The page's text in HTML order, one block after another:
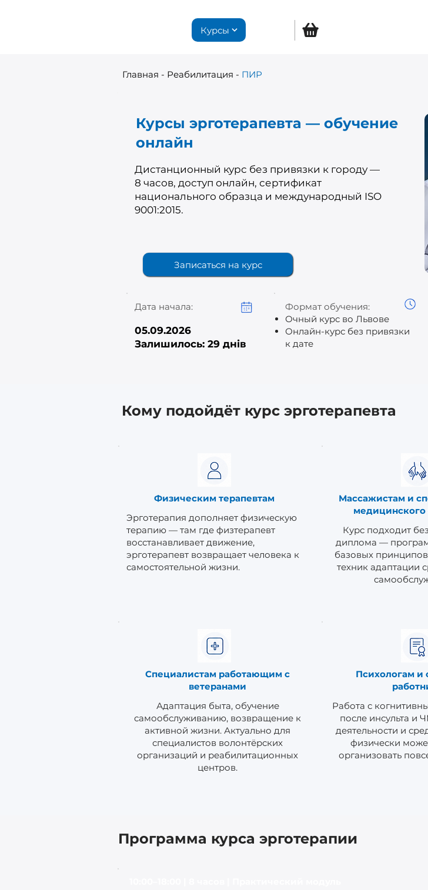
Курсы
Главная - Реабилитация - ПИР
Курсы эрготерапевта — обучение
онлайн
Дистанционный курс без привязки к городу —
8 часов, доступ онлайн, сертификат
национального образца и международный ISO
9001:2015.
Записаться на курс
Дата начала:
05.09.2026
Залишилось: 29 днів
Формат обучения:
Очный курс во Львове
Онлайн-курс без привязки
к дате
Кому подойдёт курс эрготерапевта
Физическим терапевтам
Эрготерапия дополняет физическую
терапию — там где физтерапевт
восстанавливает движение,
эрготерапевт возвращает человека к
самостоятельной жизни.
Массажистам и
медицинского
Курс подходит
диплома —
базовых
техник адаптации
Специалистам работающим с
ветеранами
Адаптация быта, обучение
самообслуживанию, возвращение к
активной жизни. Актуально для
специалистов волонтёрских
организаций и реабилитационных
центров.
Психологам и
Работа с
после инсульта и
деятельности и
физически
организовать
Программа курса эрготерапии